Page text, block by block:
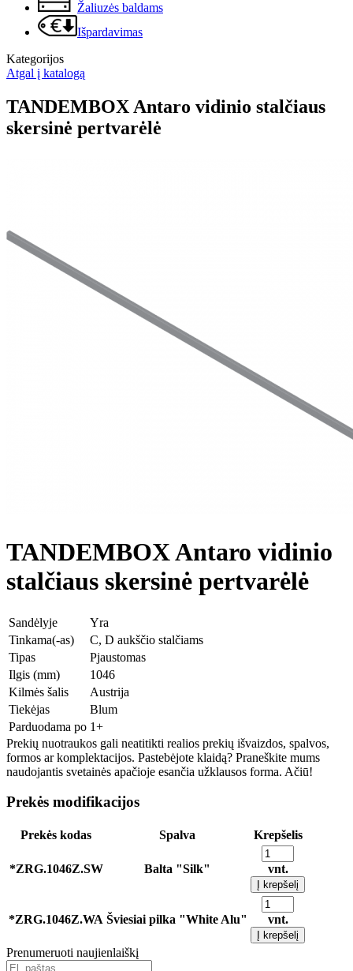
Žaliuzės baldams
Išpardavimas
Kategorijos
Atgal į katalogą
TANDEMBOX Antaro vidinio stalčiaus
skersinė pertvarėlė
TANDEMBOX Antaro vidinio
stalčiaus skersinė pertvarėlė
Sandėlyje
Yra
Tinkama(-as)
C, D aukščio stalčiams
Tipas
Pjaustomas
Ilgis (mm)
1046
Kilmės šalis
Austrija
Tiekėjas
Blum
Parduodama po 1+
Prekių nuotraukos gali neatitikti realios prekių išvaizdos, spalvos,
formos ar komplektacijos. Pastebėjote klaidą? Praneškite mums
naudojantis svetainės apačioje esančia užklausos forma. Ačiū!
Prekės modifikacijos
Prekės kodas Spalva Krepšelis
*ZRG.1046Z.SW Balta "Silk" vnt.
Į krepšelį
*ZRG.1046Z.WA Šviesiai pilka "White Alu" vnt.
Į krepšelį
Prenumeruoti naujienlaiškį